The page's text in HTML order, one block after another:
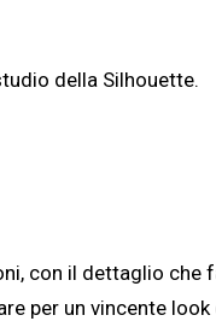
della Silhouette.
con il dettaglio che
per un vincente look